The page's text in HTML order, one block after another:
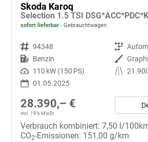
Skoda Karoq
sofort lieferbar Gebrauchtwagen
Fahrzeugnr. 94348 Getriebe
Kraftstoff Benzin Außenfarbe
Leistung 110 kW (150 PS) Kilometerstand
01.05.2025
28.390,– €
incl. 19% MwSt.
Verbrauch kombiniert: 7,50 l/
CO2-Emissionen: 151,00 g/km